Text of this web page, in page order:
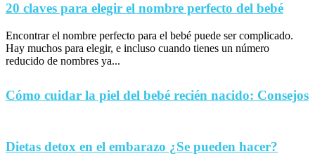
20 claves para elegir el nombre perfecto del bebé
Encontrar el nombre perfecto para el bebé puede ser complicado.
Hay muchos para elegir, e incluso cuando tienes un número
reducido de nombres ya...
Cómo cuidar la piel del bebé recién nacido: Consejos
Dietas detox en el embarazo ¿Se pueden hacer?